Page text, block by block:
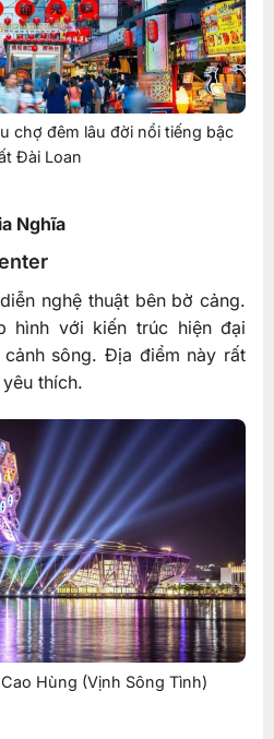
chợ đêm lâu đời nổi tiếng bậc
Đài Loan
Nghĩa
nghệ thuật bên bờ cảng.
hình với kiến trúc hiện đại
sông. Địa điểm này rất
thích.
Hùng (Vịnh Sông Tình)